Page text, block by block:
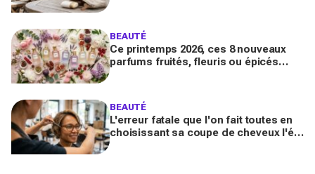
BEAUTÉ
Ce printemps 2026, ces 8 nouveaux
parfums fruités, fleuris ou épicés
BEAUTÉ
L'erreur fatale que l'on fait toutes en
choisissant sa coupe de cheveux l'été